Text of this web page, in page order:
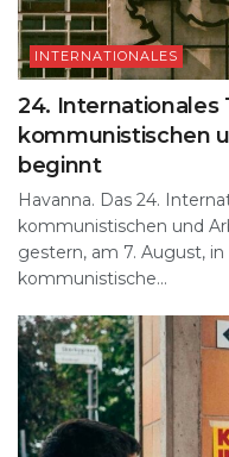
INTERNATIONALES
24. Internationales
kommunistischen
beginnt
Havanna. Das 24.
kommunistischen und
gestern, am 7. August,
kommunistische...